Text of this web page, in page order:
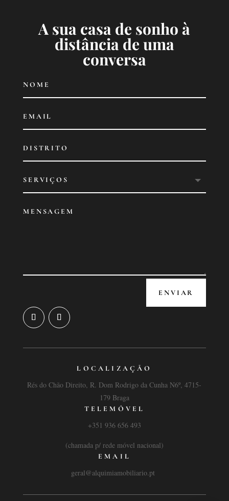
A sua casa de sonho à
distância de uma
conversa
ENVIAR
LOCALIZAÇÃO
Rés do Chão Direito, R. Dom Rodrigo da Cunha N6º, 4715-
179 Braga
TELEMÓVEL
+351 936 656 493
(chamada p/ rede móvel nacional)
EMAIL
geral@alquimiamobiliario.pt